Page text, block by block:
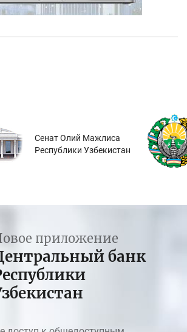
Сенат Олий Мажлиса
Республики Узбекистан
приложение
банк